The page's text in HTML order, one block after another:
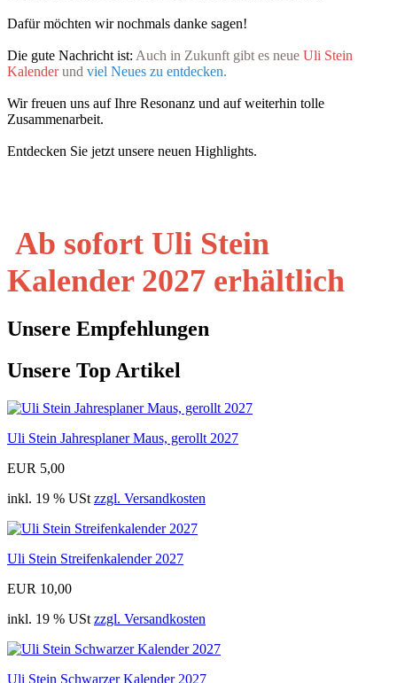
Dafür möchten wir nochmals danke sagen!
Die gute Nachricht ist: Auch in Zukunft gibt es neue Uli Stein
Kalender und viel Neues zu entdecken.
Wir freuen uns auf Ihre Resonanz und auf weiterhin tolle
Zusammenarbeit.
Entdecken Sie jetzt unsere neuen Highlights.
Ab sofort Uli Stein
Kalender 2027 erhältlich
Unsere Empfehlungen
Unsere Top Artikel
Uli Stein Jahresplaner Maus, gerollt 2027
EUR 5,00
inkl. 19 % USt zzgl. Versandkosten
Uli Stein Streifenkalender 2027
EUR 10,00
inkl. 19 % USt zzgl. Versandkosten
Uli Stein Schwarzer Kalender 2027